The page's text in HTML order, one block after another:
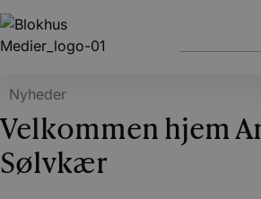
Nyheder
Velkommen hjem
Sølvkær